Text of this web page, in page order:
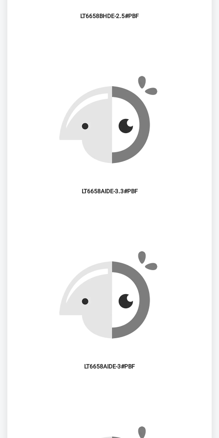
LT6658BHDE-2.5#PBF
LT6658AIDE-3.3#PBF
LT6658AIDE-3#PBF